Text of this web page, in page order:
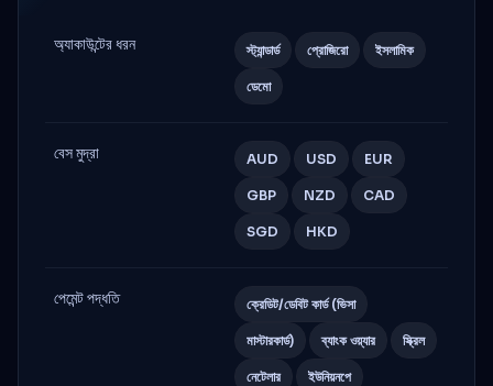
অ্যাকাউন্টের ধরন স্ট্যান্ডার্ড প্রোজিরো ইসলামিক
ডেমো
বেস মুদ্রা AUD USD EUR
GBP NZD CAD
SGD HKD
পেমেন্ট পদ্ধতি ক্রেডিট/ডেবিট কার্ড (ভিসা
মাস্টারকার্ড) ব্যাংক ওয়্যার স্ক্রিল
নেটেলার ইউনিয়নপে